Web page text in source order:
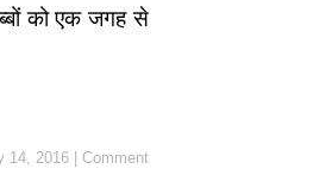
को एक जगह से
14, 2016 Comment